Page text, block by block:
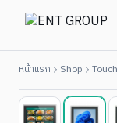
หน้าแรก Shop
2/7